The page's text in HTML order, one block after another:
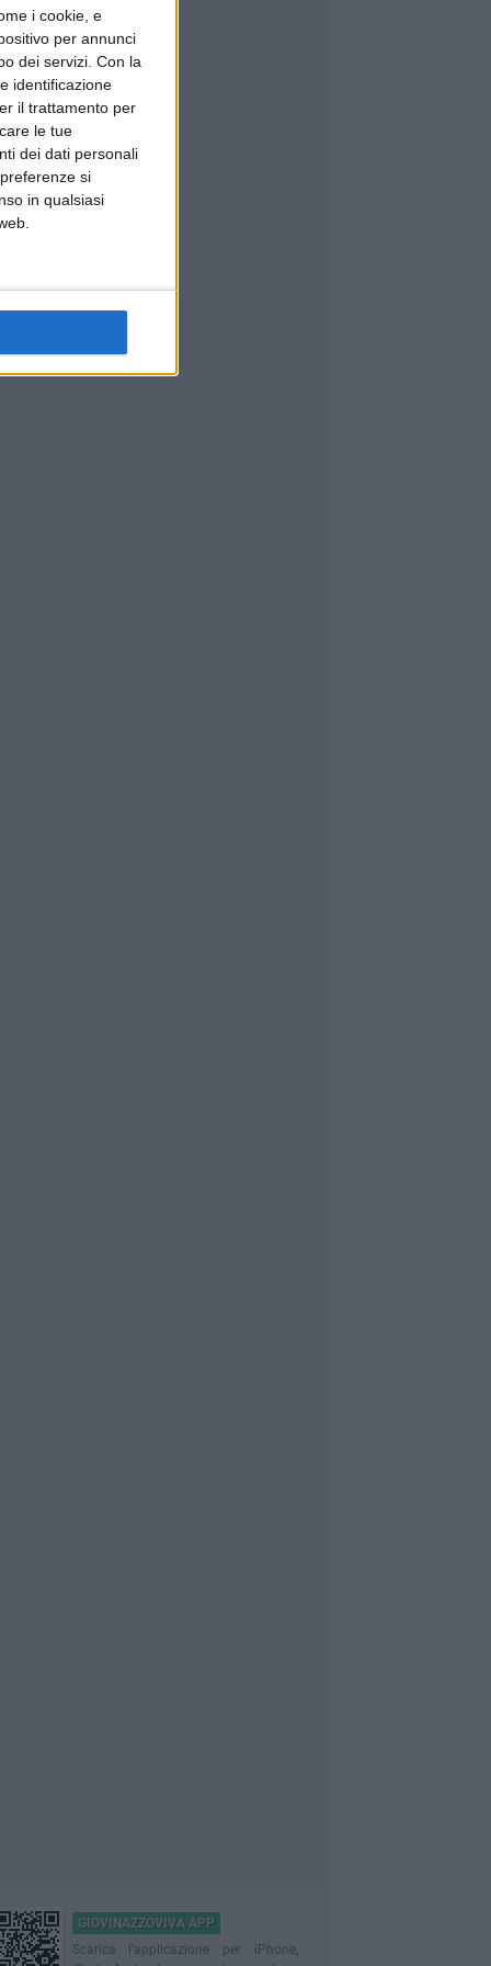
i cookie, e
per annunci
dei servizi. Con la
identificazione
il trattamento per
le tue
dei dati personali
si
in qualsiasi
GIOVINAZZOVIVA APP
Scarica l'applicazione per iPhone,